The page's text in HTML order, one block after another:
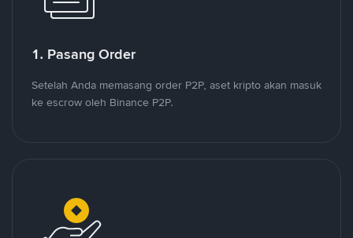
1. Pasang Order
Setelah Anda memasang order P2P, aset kripto akan masuk
ke escrow oleh Binance P2P.